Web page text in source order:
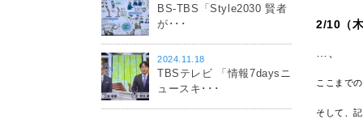
2/10（
ここまで
そして、
BS-TBS「Style2030 賢者
が･･･
2024.11.18
TBSテレビ 「情報7daysニ
ュースキ･･･